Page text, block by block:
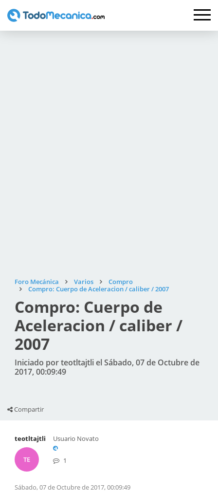
Foro Mecánica Varios
Compro
Compro: Cuerpo de Aceleracion / caliber / 2007
Compro: Cuerpo de
Aceleracion / caliber /
2007
Iniciado por teotltajtli el Sábado, 07 de Octubre de
2017, 00:09:49
Compartir
teotltajtli
TE
Usuario Novato
1
Sábado, 07 de Octubre de 2017, 00:09:49